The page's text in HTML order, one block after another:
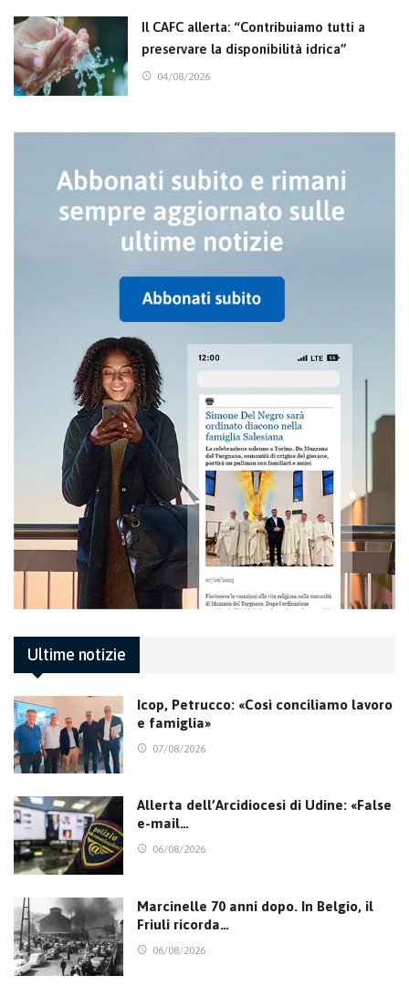
Il CAFC allerta: “Contribuiamo tutti a
preservare la disponibilità idrica”
04/08/2026
Ultime notizie
Icop, Petrucco: «Così conciliamo lavoro
e famiglia»
07/08/2026
Allerta dell’Arcidiocesi di Udine: «False
e-mail…
06/08/2026
Marcinelle 70 anni dopo. In Belgio, il
Friuli ricorda…
06/08/2026